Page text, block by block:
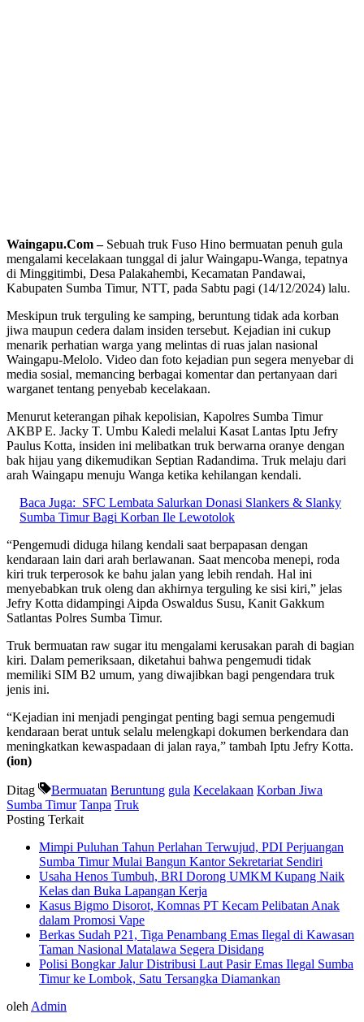
Waingapu.Com – Sebuah truk Fuso Hino bermuatan penuh gula
mengalami kecelakaan tunggal di jalur Waingapu-Wanga, tepatnya
di Minggitimbi, Desa Palakahembi, Kecamatan Pandawai,
Kabupaten Sumba Timur, NTT, pada Sabtu pagi (14/12/2024) lalu.
Meskipun truk terguling ke samping, beruntung tidak ada korban
jiwa maupun cedera dalam insiden tersebut. Kejadian ini cukup
menarik perhatian warga yang melintas di ruas jalan nasional
Waingapu-Melolo. Video dan foto kejadian pun segera menyebar di
media sosial, memancing berbagai komentar dan pertanyaan dari
warganet tentang penyebab kecelakaan.
Menurut keterangan pihak kepolisian, Kapolres Sumba Timur
AKBP E. Jacky T. Umbu Kaledi melalui Kasat Lantas Iptu Jefry
Paulus Kotta, insiden ini melibatkan truk berwarna oranye dengan
bak hijau yang dikemudikan Septian Radandima. Truk melaju dari
arah Waingapu menuju Wanga ketika kehilangan kendali.
Baca Juga: SFC Lembata Salurkan Donasi Slankers & Slanky
Sumba Timur Bagi Korban Ile Lewotolok
“Pengemudi diduga hilang kendali saat berpapasan dengan
kendaraan lain dari arah berlawanan. Saat mencoba menepi, roda
kiri truk terperosok ke bahu jalan yang lebih rendah. Hal ini
menyebabkan truk oleng dan akhirnya terguling ke sisi kiri,” jelas
Jefry Kotta didampingi Aipda Oswaldus Susu, Kanit Gakkum
Satlantas Polres Sumba Timur.
Truk bermuatan raw sugar itu mengalami kerusakan parah di bagian
kiri. Dalam pemeriksaan, diketahui bahwa pengemudi tidak
memiliki SIM B2 umum, yang diwajibkan bagi pengendara truk
jenis ini.
“Kejadian ini menjadi pengingat penting bagi semua pengemudi
kendaraan berat untuk selalu melengkapi dokumen berkendara dan
meningkatkan kewaspadaan di jalan raya,” tambah Iptu Jefry Kotta.
(ion)
Ditag Bermuatan Beruntung gula Kecelakaan Korban Jiwa
Sumba Timur Tanpa Truk
Posting Terkait
Mimpi Puluhan Tahun Perlahan Terwujud, PDI Perjuangan
Sumba Timur Mulai Bangun Kantor Sekretariat Sendiri
Usaha Henos Tumbuh, BRI Dorong UMKM Kupang Naik
Kelas dan Buka Lapangan Kerja
Kasus Bigmo Disorot, Komnas PT Kecam Pelibatan Anak
dalam Promosi Vape
Berkas Sudah P21, Tiga Penambang Emas Ilegal di Kawasan
Taman Nasional Matalawa Segera Disidang
Polisi Bongkar Jalur Distribusi Laut Pasir Emas Ilegal Sumba
Timur ke Lombok, Satu Tersangka Diamankan
oleh Admin